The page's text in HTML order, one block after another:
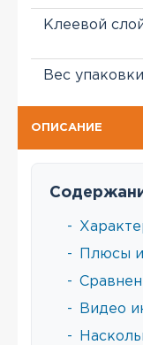
Клеевой
Вес упаковки
ОПИСАНИЕ
-
- Плюсы
-
- Видео
-